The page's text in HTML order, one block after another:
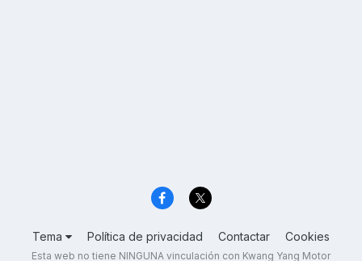
Tema Política de privacidad Contactar Cookies
Esta web no tiene NINGUNA vinculación con Kwang Yang Motor